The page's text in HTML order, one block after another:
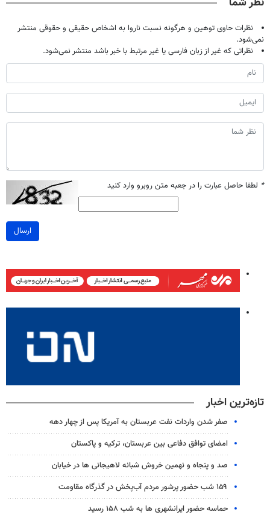
نظرات حاوی توهین و هرگونه نسبت ناروا به اشخاص حقیقی و حقوقی منتشر
نمی‌شود.
نظراتی که غیر از زبان فارسی یا غیر مرتبط با خبر باشد منتشر نمی‌شود.
* لطفا حاصل عبارت را در جعبه متن روبرو وارد کنید
ارسال
تازه‌ترین اخبار
صفر شدن واردات نفت عربستان به آمریکا پس از چهار دهه
امضای توافق دفاعی بین عربستان، ترکیه و پاکستان
صد و پنجاه و نهمین خروش شبانه لاهیجانی ها در خیابان
۱۵۹ شب حضور پرشور مردم آب‌پخش در گذرگاه مقاومت
حماسه حضور ایرانشهری ها به شب ۱۵۸ رسید